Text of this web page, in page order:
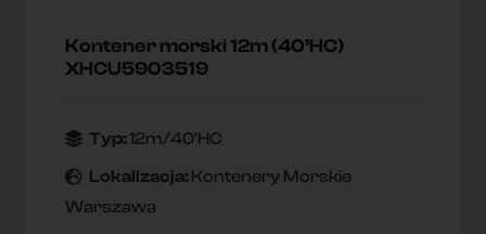
Kontener morski 12m (40’HC)
XHCU5903519
Typ:12m/40'HC
Lokallzacja: Kontenery Morskie
Warszawa